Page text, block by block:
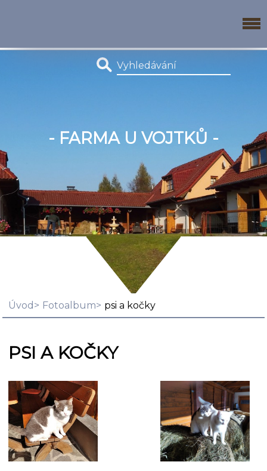
- FARMA U VOJTKŮ -
Úvod Fotoalbum psi a kočky
PSI A KOČKY